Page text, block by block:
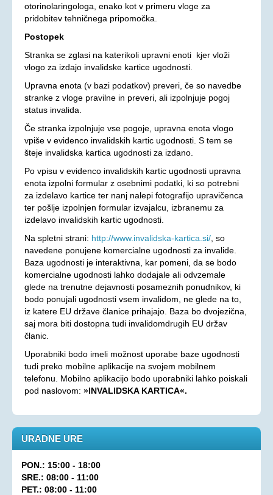
otorinolaringologa, enako kot v primeru vloge za
pridobitev tehničnega pripomočka.
Postopek
Stranka se zglasi na katerikoli upravni enoti kjer vloži
vlogo za izdajo invalidske kartice ugodnosti.
Upravna enota (v bazi podatkov) preveri, če so navedbe
stranke z vloge pravilne in preveri, ali izpolnjuje pogoj
status invalida.
Če stranka izpolnjuje vse pogoje, upravna enota vlogo
vpiše v evidenco invalidskih kartic ugodnosti. S tem se
šteje invalidska kartica ugodnosti za izdano.
Po vpisu v evidenco invalidskih kartic ugodnosti upravna
enota izpolni formular z osebnimi podatki, ki so potrebni
za izdelavo kartice ter nanj nalepi fotografijo upravičenca
ter pošlje izpolnjen formular izvajalcu, izbranemu za
izdelavo invalidskih kartic ugodnosti.
Na spletni strani: http://www.invalidska-kartica.si/ , so
navedene ponujene komercialne ugodnosti za invalide.
Baza ugodnosti je interaktivna, kar pomeni, da se bodo
komercialne ugodnosti lahko dodajale ali odvzemale
glede na trenutne dejavnosti posameznih ponudnikov, ki
bodo ponujali ugodnosti vsem invalidom, ne glede na to,
iz katere EU države članice prihajajo. Baza bo dvojezična,
saj mora biti dostopna tudi invalidomdrugih EU držav
članic.
Uporabniki bodo imeli možnost uporabe baze ugodnosti
tudi preko mobilne aplikacije na svojem mobilnem
telefonu. Mobilno aplikacijo bodo uporabniki lahko poiskali
pod naslovom: »INVALIDSKA KARTICA«.
URADNE URE
PON.: 15:00 - 18:00
SRE.: 08:00 - 11:00
PET.: 08:00 - 11:00